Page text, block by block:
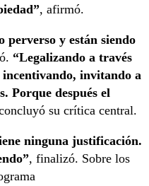
, afirmó.
perverso y están siendo
“Legalizando a través
invitando a
Porque después el
su crítica central.
ninguna justificación.
, finalizó. Sobre los